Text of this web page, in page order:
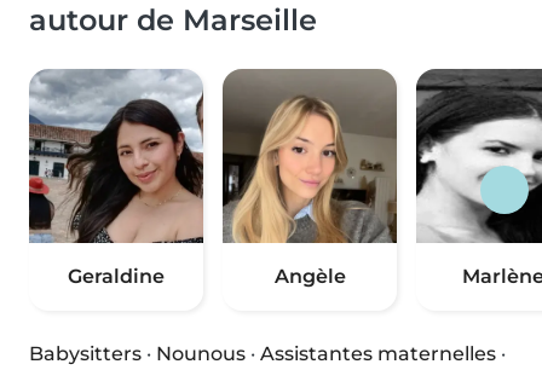
autour de Marseille
Geraldine Angèle
Babysitters · Nounous · Assistantes maternelles ·